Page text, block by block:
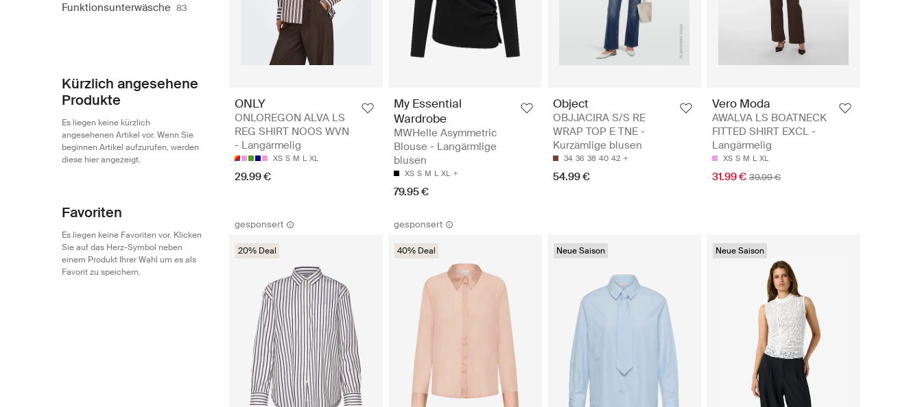
Funktionsunterwäsche 83
Kürzlich angesehene
Produkte
Es liegen keine kürzlich
angesehenen Artikel vor. Wenn Sie
beginnen Artikel aufzurufen, werden
diese hier angezeigt.
Favoriten
Es liegen keine Favoriten vor. Klicken
Sie auf das Herz-Symbol neben
einem Produkt Ihrer Wahl um es als
Favorit zu speichern.
ONLY
ONLOREGON ALVA LS
REG SHIRT NOOS WVN
- Langärmelig
XS S M L XL
29.99 €
My Essential
Wardrobe
MWHelle Asymmetric
Blouse - Langärmlige
blusen
XS S M L XL
79.95 €
Object
OBJJACIRA S/S RE
WRAP TOP E TNE -
Kurzämlige blusen
34 36 38 40 42
54.99 €
Vero Moda
AWALVA LS BOATNECK
FITTED SHIRT EXCL -
Langärmelig
XS S M L XL
31.99 € 39.99 €
gesponsert
20% Deal
gesponsert
40% Deal Neue Saison Neue Saison